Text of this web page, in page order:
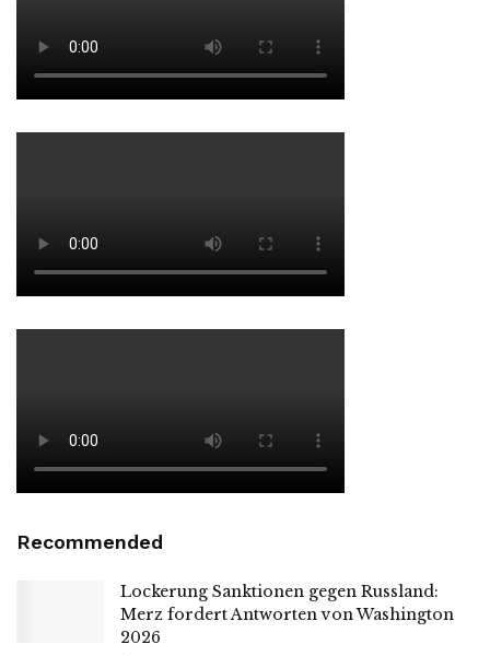
Recommended
Lockerung Sanktionen gegen Russland:
Merz fordert Antworten von Washington
2026